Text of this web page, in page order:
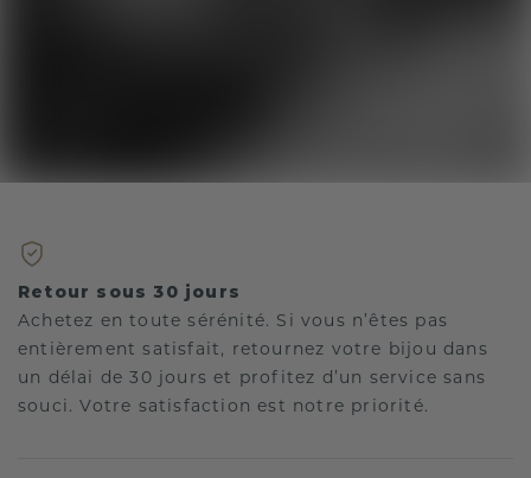
Retour sous 30 jours
Achetez en toute sérénité. Si vous n’êtes pas
entièrement satisfait, retournez votre bijou dans
un délai de 30 jours et profitez d’un service sans
souci. Votre satisfaction est notre priorité.